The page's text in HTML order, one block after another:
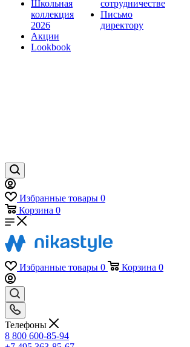
Школьная
коллекция
2026
Акции
Lookbook
сотрудничестве
Письмо
директору
Избранные товары 0
Корзина 0
Избранные товары 0 Корзина 0
Телефоны
8 800 600-85-94